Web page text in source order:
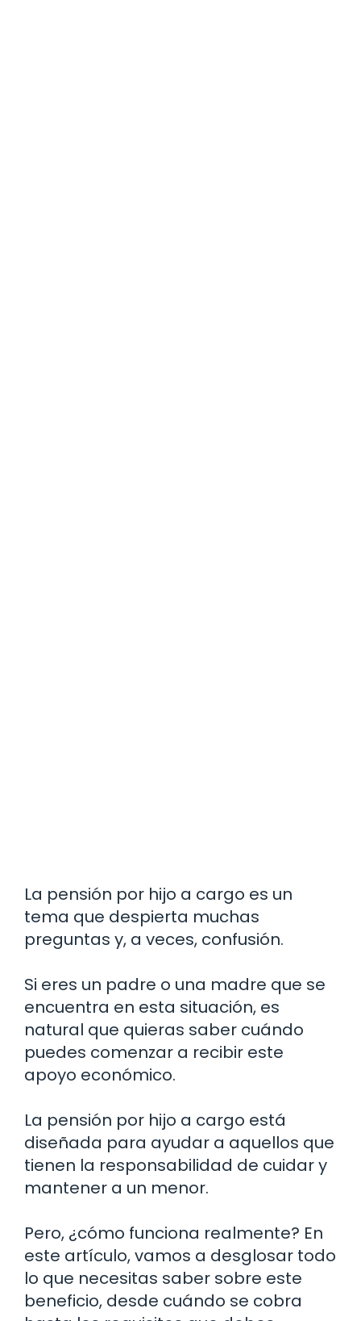
La pensión por hijo a cargo es un
tema que despierta muchas
preguntas y, a veces, confusión.
Si eres un padre o una madre que se
encuentra en esta situación, es
natural que quieras saber cuándo
puedes comenzar a recibir este
apoyo económico.
La pensión por hijo a cargo está
diseñada para ayudar a aquellos que
tienen la responsabilidad de cuidar y
mantener a un menor.
Pero, ¿cómo funciona realmente? En
este artículo, vamos a desglosar todo
lo que necesitas saber sobre este
beneficio, desde cuándo se cobra